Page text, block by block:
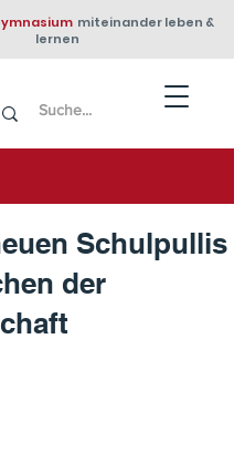
miteinander leben &
lernen
Schulpullis
der